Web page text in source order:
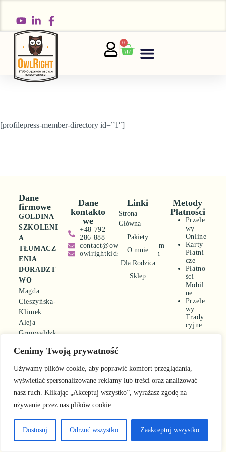
Cenimy Twoją prywatność
Używamy plików cookie, aby poprawić komfort przeglądania,
wyświetlać spersonalizowane reklamy lub treści oraz analizować
nasz ruch. Klikając „Akceptuj wszystko”, wyrażasz zgodę na
używanie przez nas plików cookie.
Dostosuj Odrzuć wszystko Zaakceptuj wszystko
0
[profilepress-member-directory id=”1″]
Dane
firmowe
GOLDINA
SZKOLENI
A
TŁUMACZ
ENIA
DORADZT
WO
Magda
Cieszyńska-
Klimek
Aleja
Grunwaldzk
80-309
Gdańsk
360342262
Dane
kontakto
we
+48 792
286 888
contact@owlrightkids.com
owlrightkids@gmail.com
Linki
Strona
Główna
Pakiety
O mnie
Dla Rodzica
Sklep
Metody
Płatności
Przele
wy
Online
Karty
Płatni
cze
Płatno
ści
Mobil
ne
Przele
wy
Trady
cyjne
owlrightkids.com | made
ności
min